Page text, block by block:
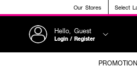
Our Stores Select
Hello, Guest
Login / Register